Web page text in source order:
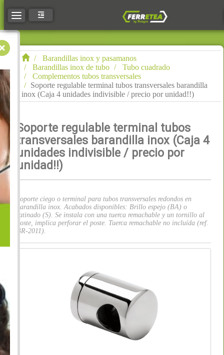
Toggle navigation
Barandillas inox y pasamanos
Barandillas inox de tubo
Tubo cuadrado
Complementos tubos transversales
Soporte regulable terminal tubos transversales barandilla
inox (Caja 4 unidades indivisible / precio por unidad!!)
Soporte regulable terminal tubos
transversales barandilla inox (Caja 4
unidades indivisible / precio por
unidad!!)
Soporte ciego o terminal para tubos transversales redondos en
barandilla inox. Acabados disponibles: Brillo espejo (BA) o
satinado (S). Se instala con una tuerca remachable y un tornillo al
poste, implica perforar el poste. Tuerca remachable no incluída (ref.
BR-2011).